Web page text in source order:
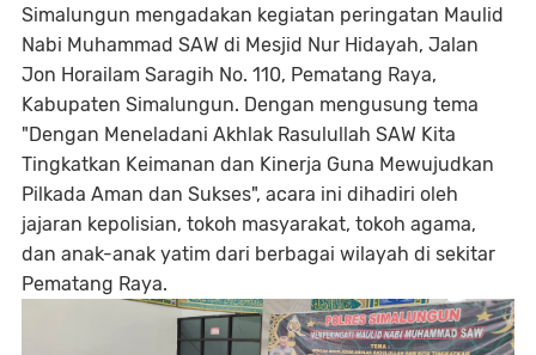
Simalungun mengadakan kegiatan peringatan Maulid
Nabi Muhammad SAW di Mesjid Nur Hidayah, Jalan
Jon Horailam Saragih No. 110, Pematang Raya,
Kabupaten Simalungun. Dengan mengusung tema
"Dengan Meneladani Akhlak Rasulullah SAW Kita
Tingkatkan Keimanan dan Kinerja Guna Mewujudkan
Pilkada Aman dan Sukses", acara ini dihadiri oleh
jajaran kepolisian, tokoh masyarakat, tokoh agama,
dan anak-anak yatim dari berbagai wilayah di sekitar
Pematang Raya.